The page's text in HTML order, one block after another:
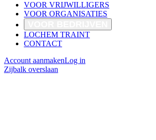
VOOR VRIJWILLIGERS
VOOR ORGANISATIES
LOCHEM TRAINT
CONTACT
Account aanmakenLog in
Zijbalk overslaan